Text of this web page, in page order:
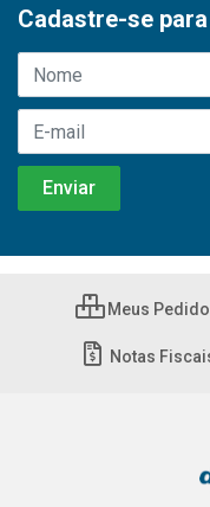
Cadastre-se
Meus
Notas